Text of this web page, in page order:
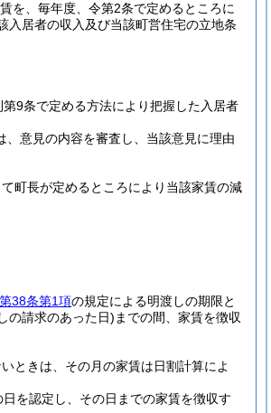
を、毎年度、令第2条で定めるところに
入居者の収入及び当該町営住宅の立地条
9条で定める方法により把握した入居者
、意見の内容を審査し、当該意見に理由
町長が定めるところにより当該家賃の減
第38条第1項の規定による明渡しの期限と
の請求のあった日) までの間、家賃を徴収
ときは、その月の家賃は日割計算によ
を認定し、その日までの家賃を徴収す